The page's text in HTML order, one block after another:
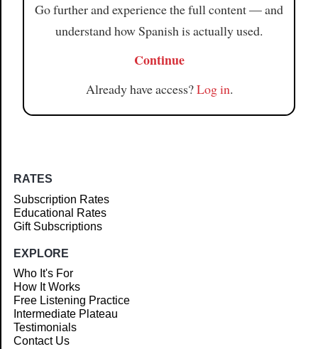
Go further and experience the full content — and
understand how Spanish is actually used.
Continue
Already have access?Log in.
RATES
Subscription Rates
Educational Rates
Gift Subscriptions
EXPLORE
Who It's For
How It Works
Free Listening Practice
Intermediate Plateau
Testimonials
Contact Us